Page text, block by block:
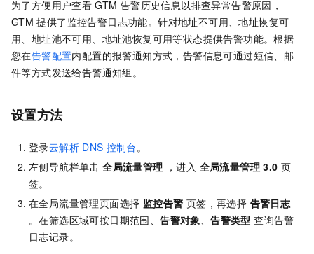
为了方便用户查看 GTM 告警历史信息以排查异常告警原因，
GTM 提供了监控告警日志功能。针对地址不可用、地址恢复可
用、地址池不可用、地址池恢复可用等状态提供告警功能。根据
您在告警配置内配置的报警通知方式，告警信息可通过短信、邮
件等方式发送给告警通知组。
设置方法
登录云解析 DNS 控制台。
左侧导航栏单击全局流量管理 ，进入 全局流量管理 3.0 页
签。
在全局流量管理页面选择 监控告警 页签，再选择 告警日志
。在筛选区域可按日期范围、告警对象、告警类型 查询告警
日志记录。